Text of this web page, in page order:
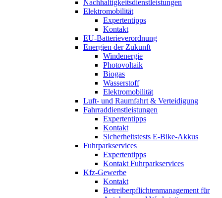
Nachhaltigkeitsdienstleistungen
Elektromobilität
Expertentipps
Kontakt
EU-Batterieverordnung
Energien der Zukunft
Windenergie
Photovoltaik
Biogas
Wasserstoff
Elektromobilität
Luft- und Raumfahrt & Verteidigung
Fahrraddienstleistungen
Expertentipps
Kontakt
Sicherheitstests E-Bike-Akkus
Fuhrparkservices
Expertentipps
Kontakt Fuhrparkservices
Kfz-Gewerbe
Kontakt
Betreiberpflichtenmanagement für